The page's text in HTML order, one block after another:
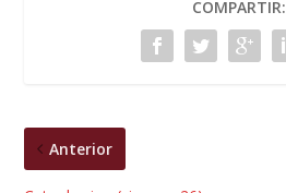
COMPARTIR:
Anterior